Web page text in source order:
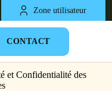
Zone utilisateur
CONTACT
et Confidentialité des